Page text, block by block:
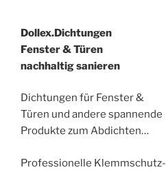
Dollex.Dichtungen
Fenster & Türen
nachhaltig sanieren
Dichtungen für Fenster &
Türen und andere spannende
Produkte zum Abdichten…
Professionelle Klemmschutz-